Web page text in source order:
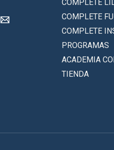
COMPLETE
COMPLETE
COMPLETE
PROGRAMAS
ACADEMIA
TIENDA